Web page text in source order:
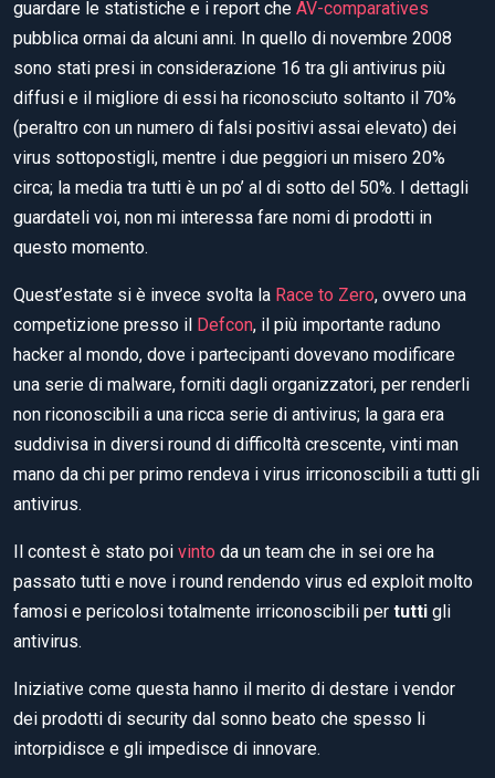
guardare le statistiche e i report che AV-comparatives
pubblica ormai da alcuni anni. In quello di novembre 2008
sono stati presi in considerazione 16 tra gli antivirus più
diffusi e il migliore di essi ha riconosciuto soltanto il 70%
(peraltro con un numero di falsi positivi assai elevato) dei
virus sottopostigli, mentre i due peggiori un misero 20%
circa; la media tra tutti è un po’ al di sotto del 50%. I dettagli
guardateli voi, non mi interessa fare nomi di prodotti in
questo momento.
Quest’estate si è invece svolta la Race to Zero, ovvero una
competizione presso il Defcon, il più importante raduno
hacker al mondo, dove i partecipanti dovevano modificare
una serie di malware, forniti dagli organizzatori, per renderli
non riconoscibili a una ricca serie di antivirus; la gara era
suddivisa in diversi round di difficoltà crescente, vinti man
mano da chi per primo rendeva i virus irriconoscibili a tutti gli
antivirus.
Il contest è stato poi vinto da un team che in sei ore ha
passato tutti e nove i round rendendo virus ed exploit molto
famosi e pericolosi totalmente irriconoscibili per tutti gli
antivirus.
Iniziative come questa hanno il merito di destare i vendor
dei prodotti di security dal sonno beato che spesso li
intorpidisce e gli impedisce di innovare.